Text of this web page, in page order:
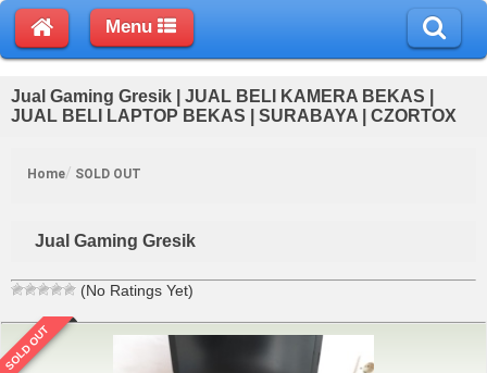
Menu
Jual Gaming Gresik | JUAL BELI KAMERA BEKAS |
JUAL BELI LAPTOP BEKAS | SURABAYA | CZORTOX
Home SOLD OUT
Jual Gaming Gresik
(No Ratings Yet)
SOLD OUT